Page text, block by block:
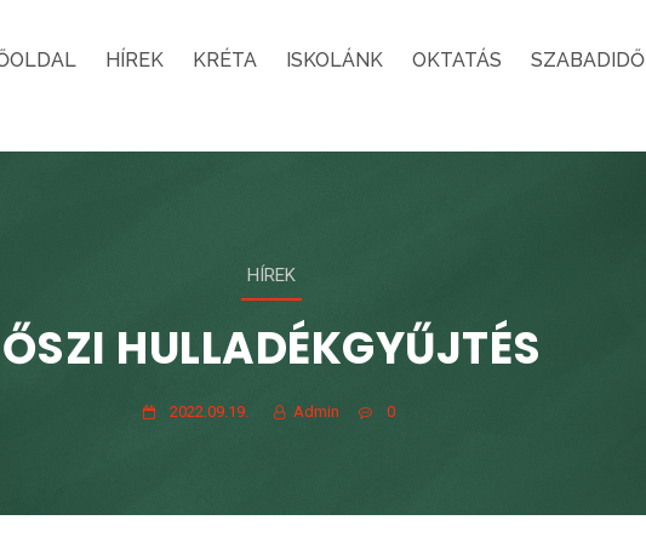
HÍREK KRÉTA ISKOLÁNK OKTATÁS SZABADIDŐ
HÍREK
ŐSZI HULLADÉKGYŰJTÉS
2022.09.19. Admin 0